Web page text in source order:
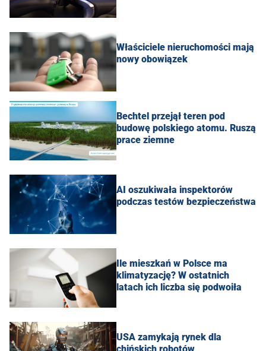
Właściciele nieruchomości mają
nowy obowiązek
Bechtel przejął teren pod
budowę polskiego atomu. Ruszą
prace ziemne
AI oszukiwała inspektorów
podczas testów bezpieczeństwa
Ile mieszkań w Polsce ma
klimatyzację? W ostatnich
latach ich liczba się podwoiła
USA zamykają rynek dla